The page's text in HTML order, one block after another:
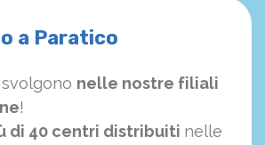
a Paratico
nelle nostre filiali
!
di 40 centri distribuiti nelle